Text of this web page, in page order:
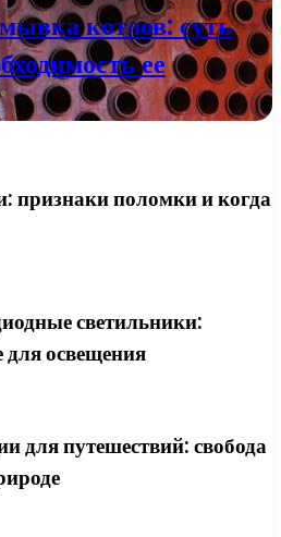
котлов: суть
ее
признаки поломки и когда
светильники:
для освещения
для путешествий: свобода